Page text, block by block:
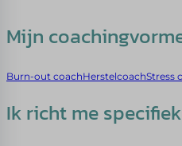
Mijn
Burn-out coachHerstelcoachStress
Ik richt me